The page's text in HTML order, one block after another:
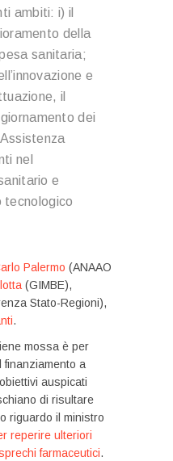
ambiti: i) il
della
sanitaria;
e
il
dei
nel
e
tecnologico
Palermo (ANAAO
(GIMBE),
Stato-Regioni),
.
mossa è per
finanziamento a
auspicati
di risultare
riguardo il ministro
reperire ulteriori
farmaceutici.